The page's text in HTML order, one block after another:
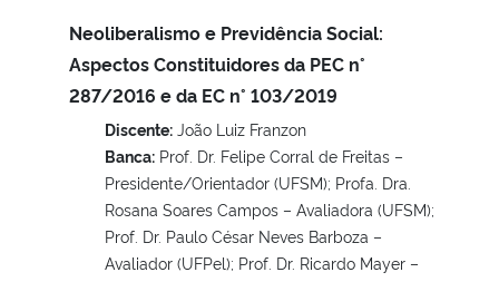
Neoliberalismo e Previdência Social:
Aspectos Constituidores da PEC n°
287/2016 e da EC n° 103/2019
Discente: João Luiz Franzon
Banca: Prof. Dr. Felipe Corral de Freitas –
Presidente/Orientador (UFSM); Profa. Dra.
Rosana Soares Campos – Avaliadora (UFSM);
Prof. Dr. Paulo César Neves Barboza –
Avaliador (UFPel); Prof. Dr. Ricardo Mayer –